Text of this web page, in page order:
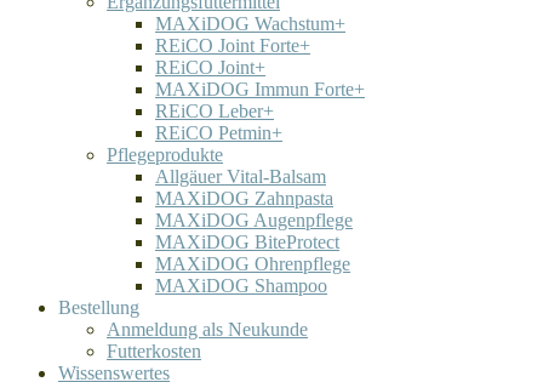
MAXiDOG Wachstum+
REiCO Joint Forte+
REiCO Joint+
MAXiDOG Immun Forte+
REiCO Leber+
REiCO Petmin+
Pflegeprodukte
Allgäuer Vital-Balsam
MAXiDOG Zahnpasta
MAXiDOG Augenpflege
MAXiDOG BiteProtect
MAXiDOG Ohrenpflege
MAXiDOG Shampoo
Bestellung
Anmeldung als Neukunde
Futterkosten
Wissenswertes